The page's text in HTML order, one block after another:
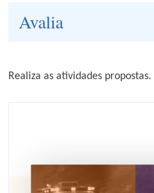
Avalia
Realiza as atividades propostas.